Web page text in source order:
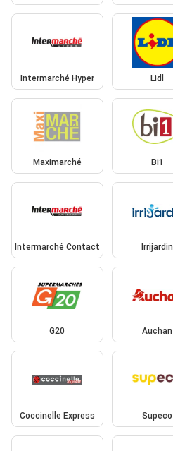
Intermarché Hyper Lidl
Maximarché Bi1
Intermarché Contact Irrijardin
G20 Auchan
Coccinelle Express Supeco